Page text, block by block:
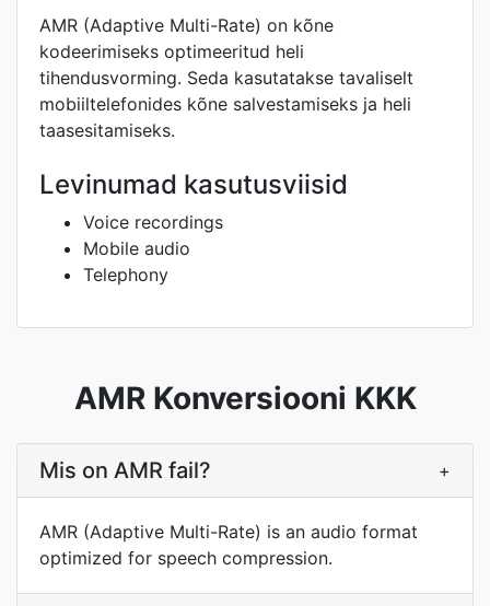
AMR (Adaptive Multi-Rate) on kõne
kodeerimiseks optimeeritud heli
tihendusvorming. Seda kasutatakse tavaliselt
mobiiltelefonides kõne salvestamiseks ja heli
taasesitamiseks.
Levinumad kasutusviisid
Voice recordings
Mobile audio
Telephony
AMR Konversiooni KKK
Mis on AMR fail? +
AMR (Adaptive Multi-Rate) is an audio format
optimized for speech compression.